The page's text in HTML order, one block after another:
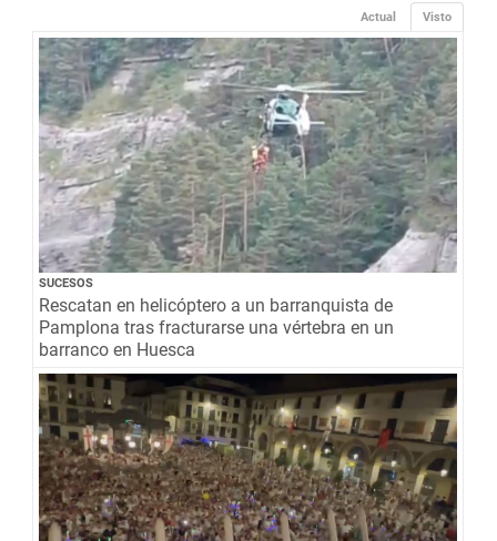
Visto
Actual
SUCESOS
Rescatan en helicóptero a un barranquista de
Pamplona tras fracturarse una vértebra en un
barranco en Huesca